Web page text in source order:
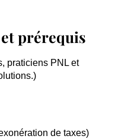
prérequis
praticiens PNL et
)
de taxes)